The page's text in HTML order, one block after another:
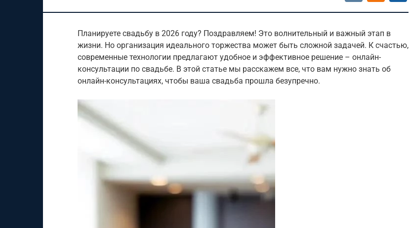
Планируете свадьбу в 2026 году? Поздравляем! Это волнительный и важный этап в
жизни. Но организация идеального торжества может быть сложной задачей. К счастью,
современные технологии предлагают удобное и эффективное решение – онлайн-
консультации по свадьбе. В этой статье мы расскажем все, что вам нужно знать об
онлайн-консультациях, чтобы ваша свадьба прошла безупречно.